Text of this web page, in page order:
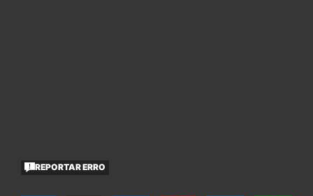
REPORTAR ERRO